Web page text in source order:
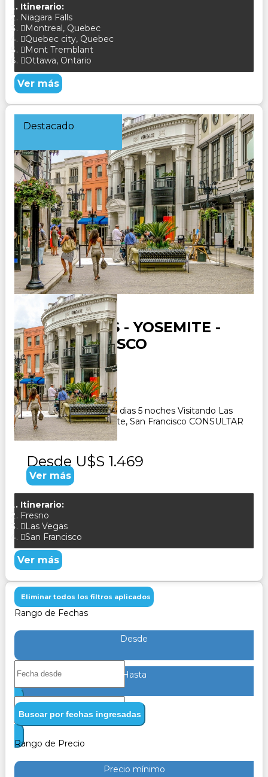
Itinerario:
Niagara Falls
Montreal, Quebec
Quebec city, Quebec
Mont Tremblant
Ottawa, Ontario
Ver más
Destacado
USA - VEGAS - YOSEMITE -
SAN FRANCISCO
Duración:
6Días5Noches
Paquete Turistico de 6 dias 5 noches Visitando Las
Vegas, Fresno, Yosemite, San Francisco CONSULTAR
Desde U$S 1.469
Ver más
Itinerario:
Fresno
Las Vegas
San Francisco
Ver más
Eliminar todos los filtros aplicados
Rango de Fechas
Desde
Hasta
Buscar por fechas ingresadas
Rango de Precio
Precio mínimo